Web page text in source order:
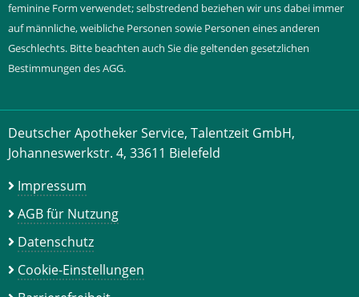
feminine Form verwendet; selbstredend beziehen wir uns dabei immer
auf männliche, weibliche Personen sowie Personen eines anderen
Geschlechts. Bitte beachten auch Sie die geltenden gesetzlichen
Bestimmungen des AGG.
Deutscher Apotheker Service, Talentzeit GmbH,
Johanneswerkstr. 4, 33611 Bielefeld
Impressum
AGB für Nutzung
Datenschutz
Cookie-Einstellungen